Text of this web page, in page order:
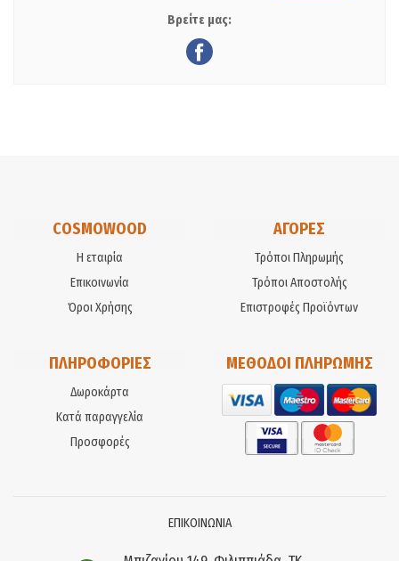
Βρείτε μας:
COSMOWOOD
Η εταιρία
Επικοινωνία
Όροι Χρήσης
ΑΓΟΡΕΣ
Τρόποι Πληρωμής
Τρόποι Αποστολής
Επιστροφές Προϊόντων
ΠΛΗΡΟΦΟΡΙΕΣ
Δωροκάρτα
Κατά παραγγελία
Προσφορές
ΜΕΘΟΔΟΙ ΠΛΗΡΩΜΗΣ
ΕΠΙΚΟΙΝΩΝΙΑ